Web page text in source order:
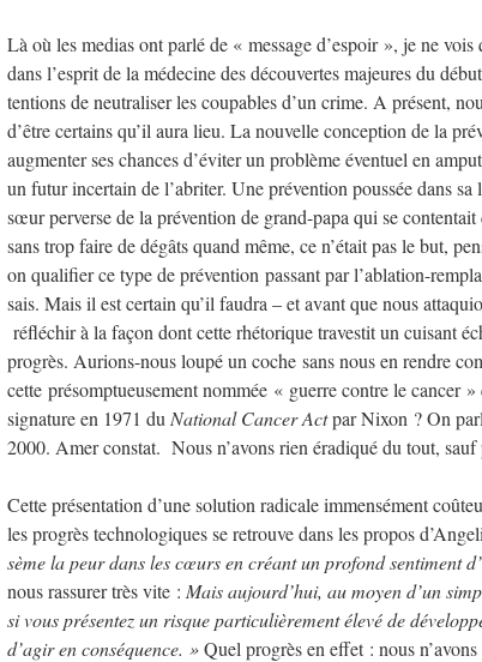
Là où les medias ont parlé de « message d’espoir », je ne
dans l’esprit de la médecine des découvertes majeures du
tentions de neutraliser les coupables d’un crime. A présent,
d’être certains qu’il aura lieu. La nouvelle conception de la
augmenter ses chances d’éviter un problème éventuel en
un futur incertain de l’abriter. Une prévention poussée dans
sœur perverse de la prévention de grand-papa qui se
sans trop faire de dégâts quand même, ce n’était pas le but,
on qualifier ce type de prévention passant par l’ablation-
sais. Mais il est certain qu’il faudra – et avant que nous
réfléchir à la façon dont cette rhétorique travestit un cuisant
progrès. Aurions-nous loupé un coche sans nous en rendre
cette présomptueusement nommée « guerre contre le cancer
signature en 1971 du National Cancer Actpar Nixon ? On
2000. Amer constat. Nous n’avons rien éradiqué du tout, sauf
Cette présentation d’une solution radicale immensément
les progrès technologiques se retrouve dans les propos
sème la peur dans les cœurs en créant un profond sentiment
nous rassurer très vite : Mais aujourd’hui, au moyen d’un
si vous présentez un risque particulièrement élevé de
d’agir en conséquence. »Quel progrès en effet : nous